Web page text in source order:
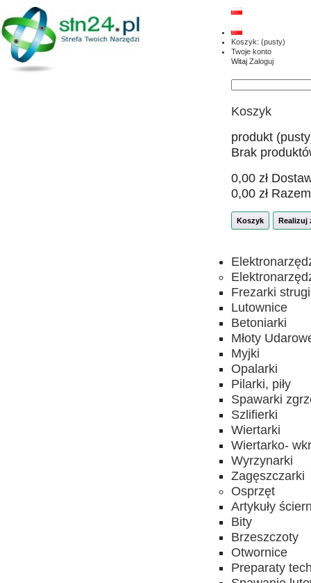
Koszyk: (pusty)
Twoje konto
Witaj Zaloguj
Koszyk
produkt
Brak
0,00 zł
0,00 zł Razem
Koszyk Realizuj
Frezarki strugi
Lutownice
Betoniarki
Młoty
Myjki
Opalarki
Pilarki, piły
Spawarki
Szlifierki
Wiertarki
Wiertarko-
Wyrzynarki
Zagęszczarki
Osprzęt
Artykuły
Bity
Brzeszczoty
Otwornice
Preparaty